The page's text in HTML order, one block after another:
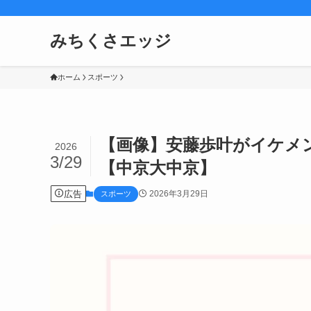
みちくさエッジ
ホーム スポーツ
【画像】安藤歩叶がイケ
【中京大中京】
2026
3/29
広告 スポーツ 2026年3月29日